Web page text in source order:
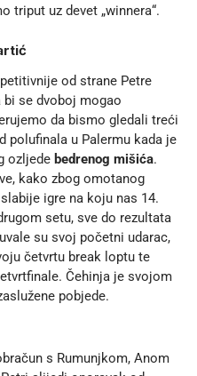
triput uz devet „winnera“.
od strane Petre
se dvoboj mogao
da bismo gledali treći
polufinala u Palermu kada je
ozljede bedrenog mišića.
kako zbog omotanog
igre na koju nas 14.
setu, sve do rezultata
su svoj početni udarac,
četvrtu break loptu te
Čehinja je svojom
pobjede.
s Rumunjkom, Anom